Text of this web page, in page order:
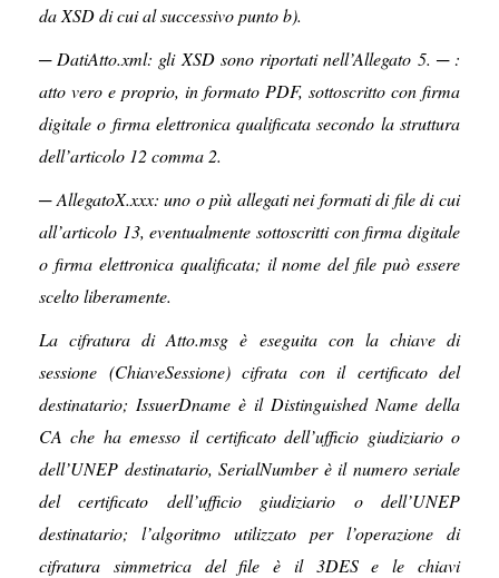
da XSD di cui al successivo punto b).
─ DatiAtto.xml: gli XSD sono riportati nell’Allegato 5. ─ :
atto vero e proprio, in formato PDF, sottoscritto con firma
digitale o firma elettronica qualificata secondo la struttura
dell’articolo 12 comma 2.
─ AllegatoX.xxx: uno o più allegati nei formati di file di cui
all’articolo 13, eventualmente sottoscritti con firma digitale
o firma elettronica qualificata; il nome del file può essere
scelto liberamente.
La cifratura di Atto.msg è eseguita con la chiave di
sessione (ChiaveSessione) cifrata con il certificato del
destinatario; IssuerDname è il Distinguished Name della
CA che ha emesso il certificato dell’ufficio giudiziario o
dell’UNEP destinatario, SerialNumber è il numero seriale
del certificato dell’ufficio giudiziario o dell’UNEP
destinatario; l’algoritmo utilizzato per l’operazione di
cifratura simmetrica del file è il 3DES e le chiavi